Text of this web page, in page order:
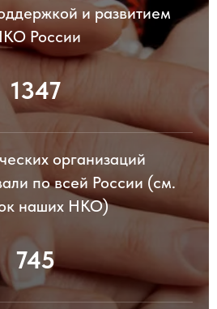
и развитием
России
1347
организаций
по всей России (см.
наших НКО)
745